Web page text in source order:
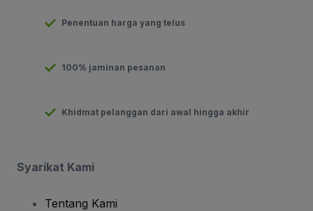
Penentuan harga yang telus
100% jaminan pesanan
Khidmat pelanggan dari awal hingga akhir
Syarikat Kami
Tentang Kami